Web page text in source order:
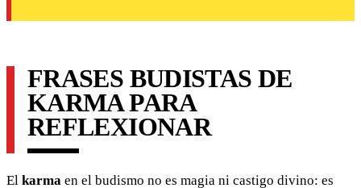
FRASES BUDISTAS DE
KARMA PARA
REFLEXIONAR
El karma en el budismo no es magia ni castigo divino: es